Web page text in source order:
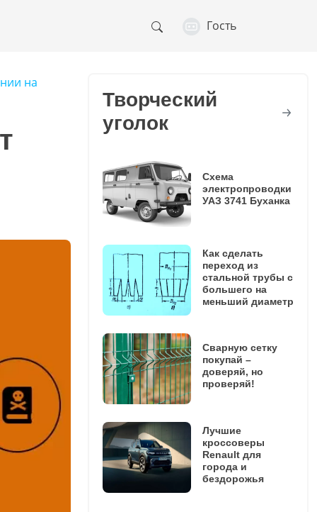
Гость
на
Творческий
уголок
Схема
электропроводки
УАЗ 3741 Буханка
Как сделать
переход из
стальной трубы с
большего на
меньший диаметр
Сварную сетку
покупай –
доверяй, но
проверяй!
Лучшие
кроссоверы
Renault для
города и
бездорожья